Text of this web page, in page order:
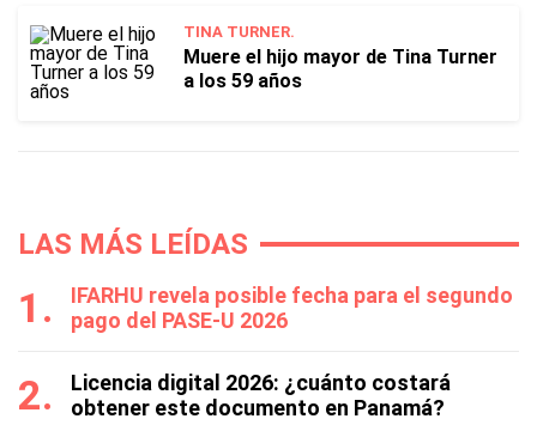
TINA TURNER.
Muere el hijo mayor de Tina Turner
a los 59 años
LAS MÁS LEÍDAS
IFARHU revela posible fecha para el segundo
pago del PASE-U 2026
Licencia digital 2026: ¿cuánto costará
obtener este documento en Panamá?